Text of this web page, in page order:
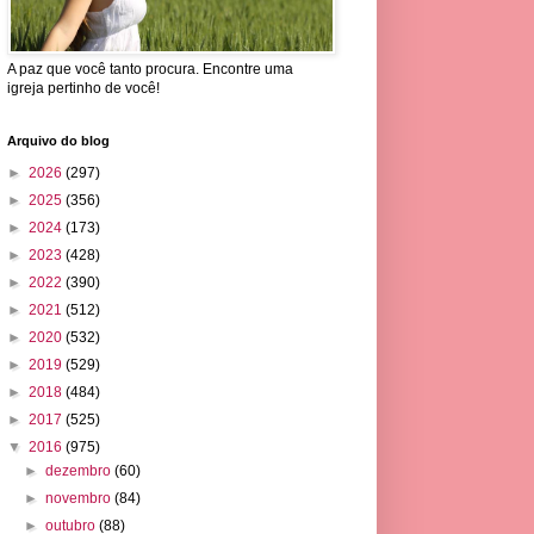
A paz que você tanto procura. Encontre uma
igreja pertinho de você!
Arquivo do blog
► 2026 (297)
► 2025 (356)
► 2024 (173)
► 2023 (428)
► 2022 (390)
► 2021 (512)
► 2020 (532)
► 2019 (529)
► 2018 (484)
► 2017 (525)
▼ 2016 (975)
►dezembro(60)
►novembro(84)
►outubro(88)